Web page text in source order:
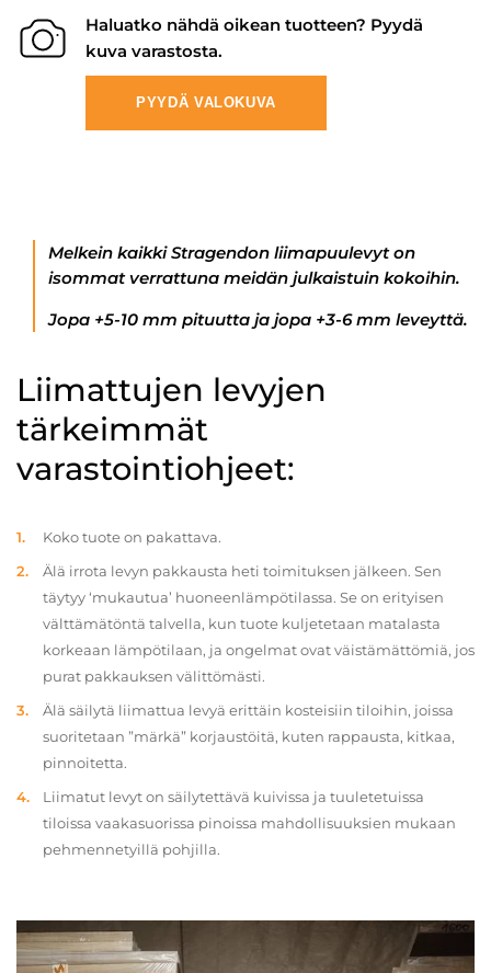
Haluatko nähdä oikean tuotteen? Pyydä
kuva varastosta.
PYYDÄ VALOKUVA
Melkein kaikki Stragendon liimapuulevyt on
isommat verrattuna meidän julkaistuin kokoihin.
Jopa +5-10 mm pituutta ja jopa +3-6 mm leveyttä.
Liimattujen levyjen
tärkeimmät
varastointiohjeet:
Koko tuote on pakattava.
Älä irrota levyn pakkausta heti toimituksen jälkeen. Sen
täytyy ‘mukautua’ huoneenlämpötilassa. Se on erityisen
välttämätöntä talvella, kun tuote kuljetetaan matalasta
korkeaan lämpötilaan, ja ongelmat ovat väistämättömiä, jos
purat pakkauksen välittömästi.
Älä säilytä liimattua levyä erittäin kosteisiin tiloihin, joissa
suoritetaan ”märkä” korjaustöitä, kuten rappausta, kitkaa,
pinnoitetta.
Liimatut levyt on säilytettävä kuivissa ja tuuletetuissa
tiloissa vaakasuorissa pinoissa mahdollisuuksien mukaan
pehmennetyillä pohjilla.